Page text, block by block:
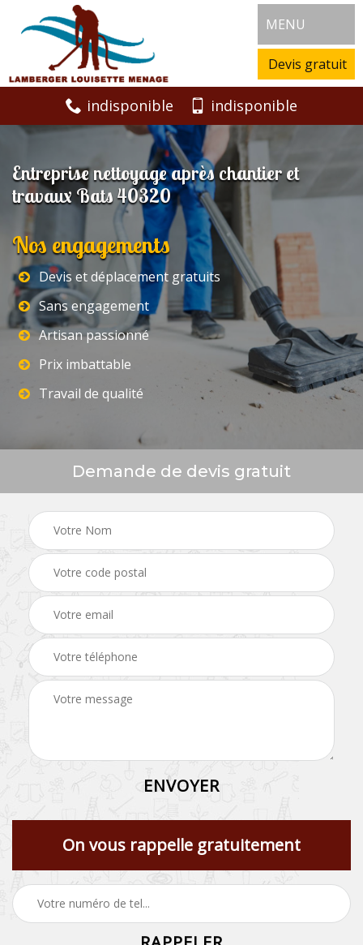
MENU
Devis gratuit
indisponible indisponible
Entreprise nettoyage après chantier et
travaux Bats 40320
Nos engagements
Devis et déplacement gratuits
Sans engagement
Artisan passionné
Prix imbattable
Travail de qualité
Demande de devis gratuit
On vous rappelle gratuitement